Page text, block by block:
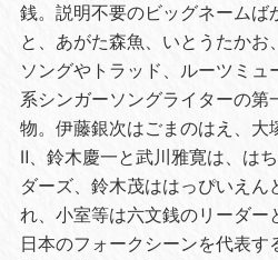
銭。説明不要のビッグネームば
と、あがた森魚、いとうたかお
ソングやトラッド、ルーツミュ
系シンガーソングライターの第
物。伊藤銀次はごまのはえ、大
Ⅱ、鈴木慶一と武川雅寛は、は
ダーズ、鈴木茂ははっぴいえん
れ、小室等は六文銭のリーダー
日本のフォークシーンを代表す